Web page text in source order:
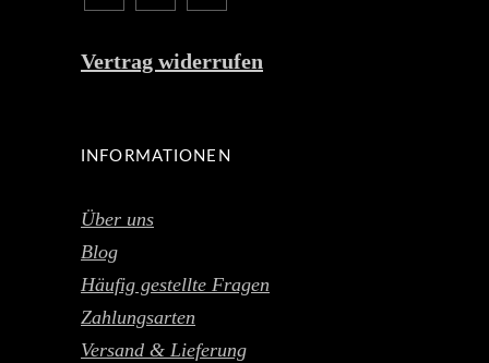
Vertrag widerrufen
INFORMATIONEN
Über uns
Blog
Häufig gestellte Fragen
Zahlungsarten
Versand & Lieferung